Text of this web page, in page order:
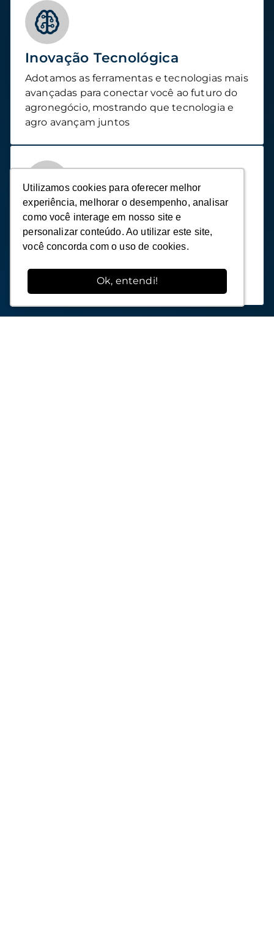
Inovação Tecnológica
Adotamos as ferramentas e tecnologias mais
avançadas para conectar você ao futuro do
agronegócio, mostrando que tecnologia e
agro avançam juntos
Impacto no Mercado
Nossos alunos transformam suas carreiras e
negócios, enquanto impactam
positivamente o agronegócio, contribuindo
para a evolução do setor